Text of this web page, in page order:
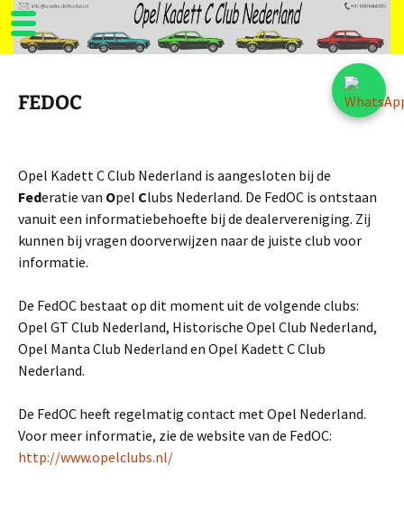
FEDOC
Opel Kadett C Club Nederland is aangesloten bij de
Federatie van Opel Clubs Nederland. De FedOC is ontstaan
vanuit een informatiebehoefte bij de dealervereniging. Zij
kunnen bij vragen doorverwijzen naar de juiste club voor
informatie.
De FedOC bestaat op dit moment uit de volgende clubs:
Opel GT Club Nederland, Historische Opel Club Nederland,
Opel Manta Club Nederland en Opel Kadett C Club
Nederland.
De FedOC heeft regelmatig contact met Opel Nederland.
Voor meer informatie, zie de website van de FedOC:
http://www.opelclubs.nl/